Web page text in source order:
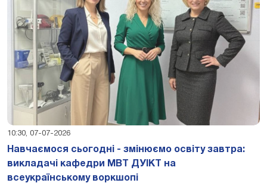
10:30, 07-07-2026
Навчаємося сьогодні - змінюємо освіту завтра:
викладачі кафедри МВТ ДУІКТ на
всеукраїнському воркшопі